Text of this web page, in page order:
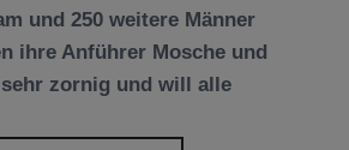
und 250 weitere Männer
ihre Anführer Mosche und
zornig und will alle